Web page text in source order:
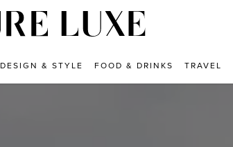
DESIGN & STYLE FOOD & DRINKS TRAVEL